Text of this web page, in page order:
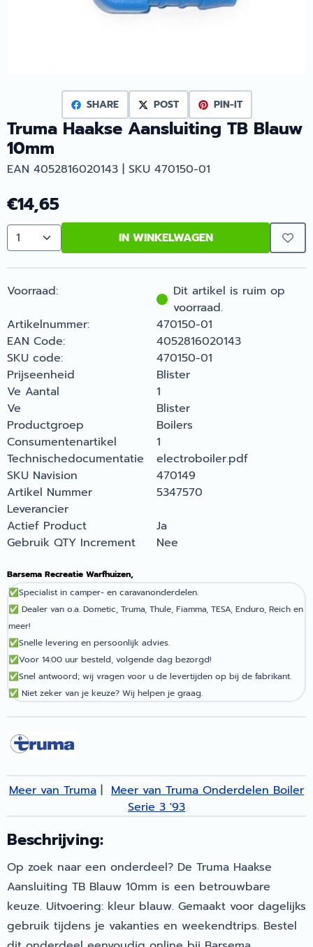
SHARE POST PIN-IT
Truma Haakse Aansluiting TB Blauw
10mm
EAN 4052816020143 | SKU 470150-01
€14,65
Aantal IN WINKELWAGEN
Voorraad:
Dit artikel is ruim op
voorraad.
Artikelnummer:
470150-01
EAN Code:
4052816020143
SKU code:
470150-01
Prijseenheid
Blister
Ve Aantal
1
Ve
Blister
Productgroep
Boilers
Consumentenartikel
1
Technischedocumentatie
electroboiler.pdf
SKU Navision
470149
Artikel Nummer
Leverancier
5347570
Actief Product
Ja
Gebruik QTY Increment
Nee
Barsema Recreatie Warfhuizen,
✅Specialist in camper- en caravanonderdelen.
✅ Dealer van o.a. Dometic, Truma, Thule, Fiamma, TESA, Enduro, Reich en
meer!
✅Snelle levering en persoonlijk advies.
✅Voor 14:00 uur besteld, volgende dag bezorgd!
✅Snel antwoord; wij vragen voor u de levertijden op bij de fabrikant.
✅ Niet zeker van je keuze? Wij helpen je graag.
Meer van Truma | Meer van Truma Onderdelen Boiler
Serie 3 '93
Beschrijving:
Op zoek naar een onderdeel? De Truma Haakse
Aansluiting TB Blauw 10mm is een betrouwbare
keuze. Uitvoering: kleur blauw. Gemaakt voor dagelijks
gebruik tijdens je vakanties en weekendtrips. Bestel